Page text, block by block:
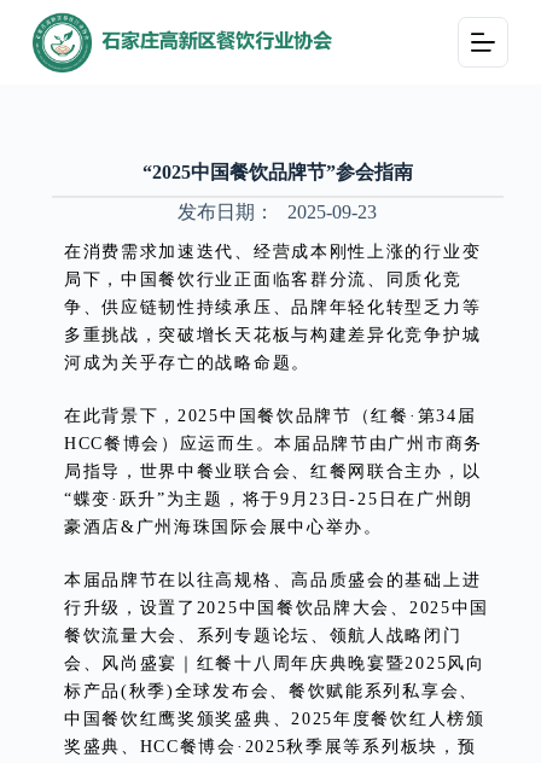
跳
过
“2025中国餐饮品牌节”参会指南
发布日期：
2025-09-23
在消费需求加速迭代、经营成本刚性上涨的行业变
局下，中国餐饮行业正面临客群分流、同质化竞
争、供应链韧性持续承压、品牌年轻化转型乏力等
多重挑战，突破增长天花板与构建差异化竞争护城
河成为关乎存亡的战略命题。
在此背景下，2025中国餐饮品牌节（红餐·第34届
HCC餐博会）应运而生。本届品牌节由广州市商务
局指导，世界中餐业联合会、红餐网联合主办，以
“蝶变·跃升”为主题，将于9月23日-25日在广州朗
豪酒店&广州海珠国际会展中心举办。
本届品牌节在以往高规格、高品质盛会的基础上进
行升级，设置了2025中国餐饮品牌大会、2025中国
餐饮流量大会、系列专题论坛、领航人战略闭门
会、风尚盛宴｜红餐十八周年庆典晚宴暨2025风向
标产品(秋季)全球发布会、餐饮赋能系列私享会、
中国餐饮红鹰奖颁奖盛典、2025年度餐饮红人榜颁
奖盛典、HCC餐博会·2025秋季展等系列板块，预